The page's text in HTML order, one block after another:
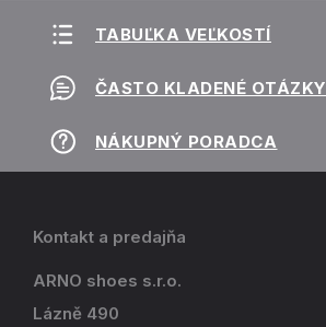
TABUĽKA VEĽKOSTÍ
ČASTO KLADENÉ OTÁZKY
NÁKUPNÝ PORADCA
Kontakt a predajňa
ARNO shoes s.r.o.
Lázně 490